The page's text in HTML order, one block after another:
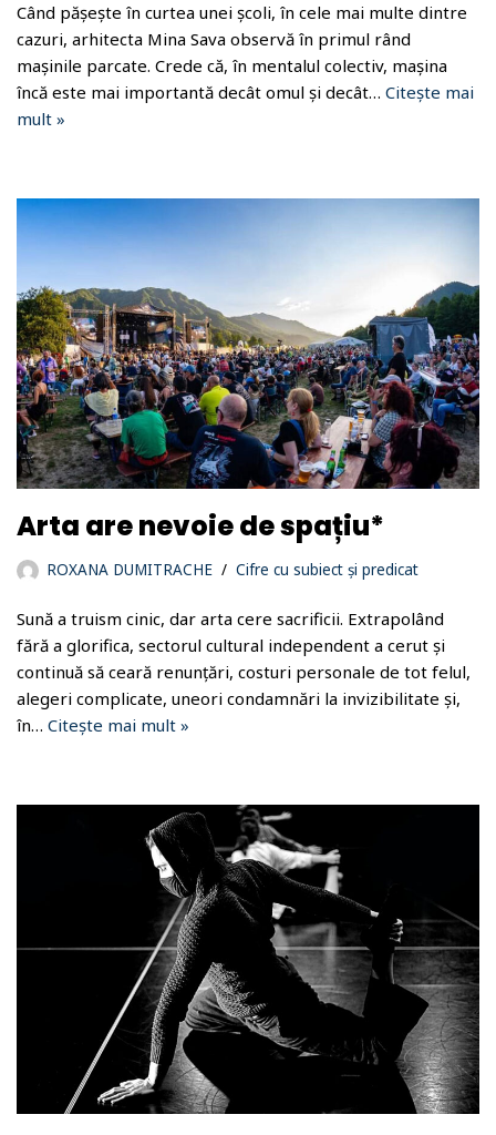
Când pășește în curtea unei școli, în cele mai multe dintre
cazuri, arhitecta Mina Sava observă în primul rând
mașinile parcate. Crede că, în mentalul colectiv, mașina
încă este mai importantă decât omul și decât… Citește mai
mult »
Arta are nevoie de spațiu*
ROXANA DUMITRACHE Cifre cu subiect și predicat
Sună a truism cinic, dar arta cere sacrificii. Extrapolând
fără a glorifica, sectorul cultural independent a cerut și
continuă să ceară renunțări, costuri personale de tot felul,
alegeri complicate, uneori condamnări la invizibilitate și,
în… Citește mai mult »